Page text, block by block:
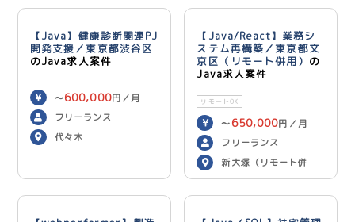
【Java】健康診断関連PJ
開発支援／東京都渋谷区
のJava求人案件
〜600,000円／月
フリーランス
代々木
【Java/React】業務シ
ステム再構築／東京都文
京区（リモート併用） の
Java求人案件
リモートOK
〜 650,000円／月
フリーランス
新大塚（リモート併
用）